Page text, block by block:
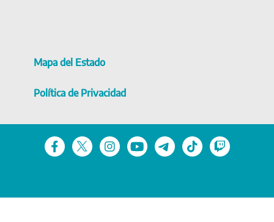
Mapa del Estado
Política de Privacidad